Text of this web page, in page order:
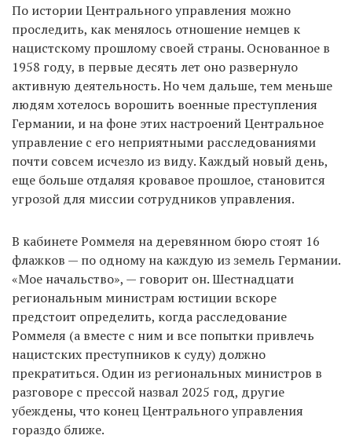
По истории Центрального управления можно
проследить, как менялось отношение немцев к
нацистскому прошлому своей страны. Основанное в
1958 году, в первые десять лет оно развернуло
активную деятельность. Но чем дальше, тем меньше
людям хотелось ворошить военные преступления
Германии, и на фоне этих настроений Центральное
управление с его неприятными расследованиями
почти совсем исчезло из виду. Каждый новый день,
еще больше отдаляя кровавое прошлое, становится
угрозой для миссии сотрудников управления.
В кабинете Роммеля на деревянном бюро стоят 16
флажков — по одному на каждую из земель Германии.
«Мое начальство», — говорит он. Шестнадцати
региональным министрам юстиции вскоре
предстоит определить, когда расследование
Роммеля (а вместе с ним и все попытки привлечь
нацистских преступников к суду) должно
прекратиться. Один из региональных министров в
разговоре с прессой назвал 2025 год, другие
убеждены, что конец Центрального управления
гораздо ближе.